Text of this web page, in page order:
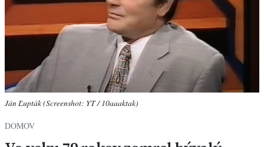
Ján Ľupták (Screenshot: YT / 10aaaktak)
DOMOV